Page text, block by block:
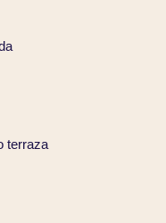
terraza